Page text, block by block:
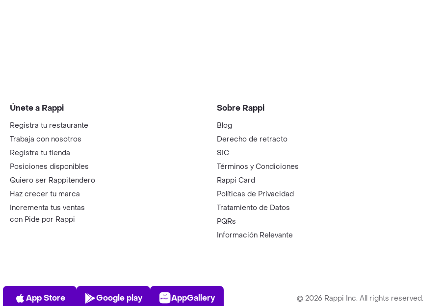
Únete a Rappi
Registra tu restaurante
Trabaja con nosotros
Registra tu tienda
Posiciones disponibles
Quiero ser Rappitendero
Haz crecer tu marca
Incrementa tus ventas
con Pide por Rappi
Sobre Rappi
Blog
Derecho de retracto
SIC
Términos y Condiciones
Rappi Card
Políticas de Privacidad
Tratamiento de Datos
PQRs
Información Relevante
App Store
App Store
Play Store
Google play
AppGallery
AppGallery © 2026 Rappi Inc. All rights reserved.